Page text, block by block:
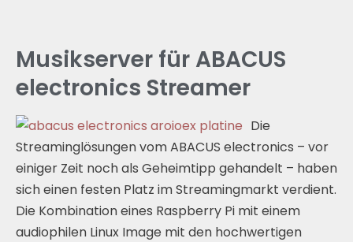
Musikserver für ABACUS
electronics Streamer
Die
Streaminglösungen vom ABACUS electronics – vor
einiger Zeit noch als Geheimtipp gehandelt – haben
sich einen festen Platz im Streamingmarkt verdient.
Die Kombination eines Raspberry Pi mit einem
audiophilen Linux Image mit den hochwertigen